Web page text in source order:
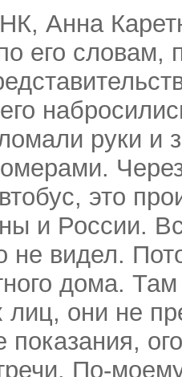
Анна
его словам,
руки и
это
и России.
не видел.
дома.
они не
показания,
По-